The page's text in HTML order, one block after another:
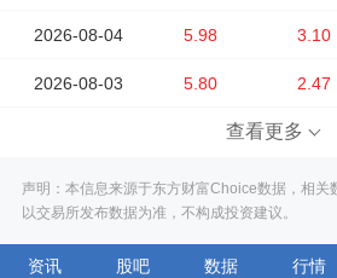
2026-08-04 5.98 3.10
2026-08-03 5.80 2.47
查看更多
声明：本信息来源于东方财富Choice数据，相关
以交易所发布数据为准，不构成投资建议。
资讯 股吧 数据 行情